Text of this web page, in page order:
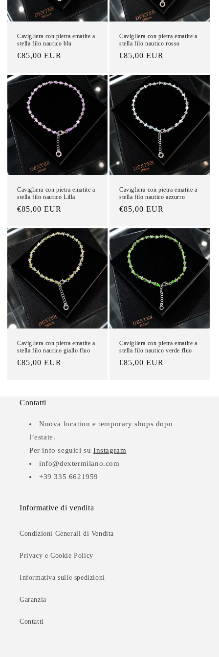
n
Cavigliera con pietra ematite a
stella filo nautico blu
Prezzo
listino
€85,00 EUR
Cavigliera con pietra ematite a
stella filo nautico rosso
Prezzo
listino
€85,00 EUR
Cavigliera con pietra ematite a
stella filo nautico Lilla
Prezzo
listino
€85,00 EUR
Cavigliera con pietra ematite a
stella filo nautico azzurro
Prezzo
listino
€85,00 EUR
Cavigliera con pietra ematite a
stella filo nautico giallo fluo
Prezzo
€85,00 EUR
Cavigliera con pietra ematite a
stella filo nautico verde fluo
Prezzo
€85,00 EUR
Contatti
Nuova location e temporary shops dopo
l’estate.
Per info seguici su Instagram
info@dextermilano.com
+39 335 6621959
Informative di vendita
Condizioni Generali di Vendita
Privacy e Cookie Policy
Informativa sulle spedizioni
Garanzia
Contatti